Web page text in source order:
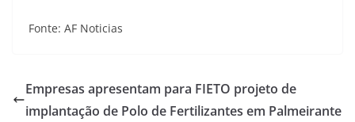
Fonte: AF Noticias
Empresas apresentam para FIETO projeto de
implantação de Polo de Fertilizantes em Palmeirante